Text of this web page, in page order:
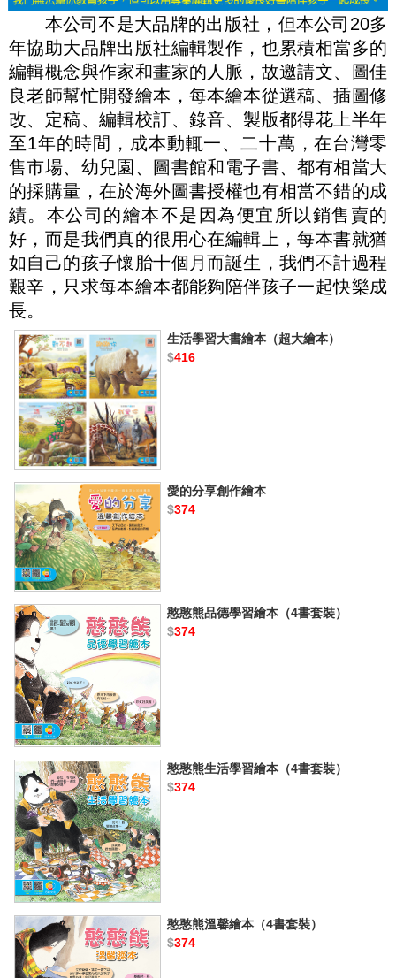
本公司不是大品牌的出版社，但本公司20多
年協助大品牌出版社編輯製作，也累積相當多的
編輯概念與作家和畫家的人脈，故邀請文、圖佳
良老師幫忙開發繪本，每本繪本從選稿、插圖修
改、定稿、編輯校訂、錄音、製版都得花上半年
至1年的時間，成本動輒一、二十萬，在台灣零
售市場、幼兒園、圖書館和電子書、都有相當大
的採購量，在於海外圖書授權也有相當不錯的成
績。本公司的繪本不是因為便宜所以銷售賣的
好，而是我們真的很用心在編輯上，每本書就猶
如自己的孩子懷胎十個月而誕生，我們不計過程
艱辛，只求每本繪本都能夠陪伴孩子一起快樂成
長。
生活學習大書繪本（超大繪本）
$416
愛的分享創作繪本
$374
憨憨熊品德學習繪本（4書套裝）
$374
憨憨熊生活學習繪本（4書套裝）
$374
憨憨熊溫馨繪本（4書套裝）
$374